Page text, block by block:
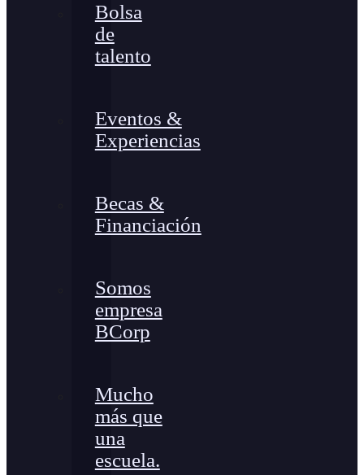
Bolsa
de
talento
Eventos &
Experiencias
Becas &
Financiación
Somos
empresa
BCorp
Mucho
más que
una
escuela.